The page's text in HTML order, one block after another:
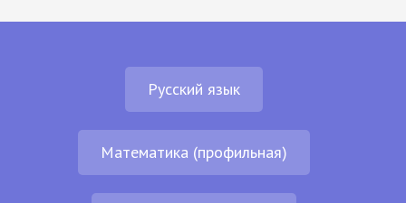
Русский язык
Математика (профильная)